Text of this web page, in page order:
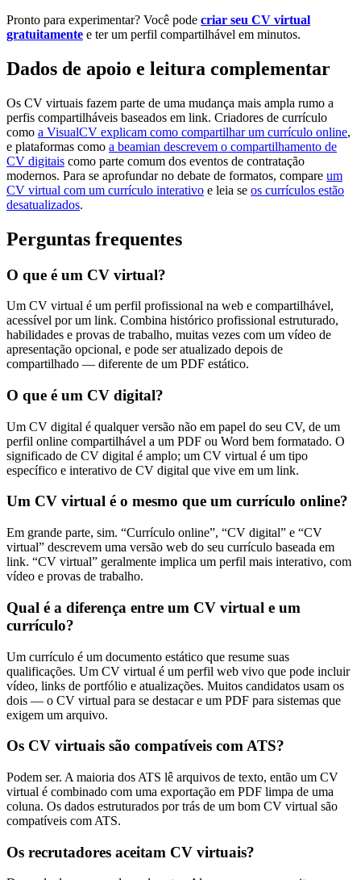
Pronto para experimentar? Você pode criar seu CV virtual
gratuitamente e ter um perfil compartilhável em minutos.
Dados de apoio e leitura complementar
Os CV virtuais fazem parte de uma mudança mais ampla rumo a
perfis compartilháveis baseados em link. Criadores de currículo
como a VisualCV explicam como compartilhar um currículo online,
e plataformas como a beamian descrevem o compartilhamento de
CV digitais como parte comum dos eventos de contratação
modernos. Para se aprofundar no debate de formatos, compare um
CV virtual com um currículo interativo e leia se os currículos estão
desatualizados.
Perguntas frequentes
O que é um CV virtual?
Um CV virtual é um perfil profissional na web e compartilhável,
acessível por um link. Combina histórico profissional estruturado,
habilidades e provas de trabalho, muitas vezes com um vídeo de
apresentação opcional, e pode ser atualizado depois de
compartilhado — diferente de um PDF estático.
O que é um CV digital?
Um CV digital é qualquer versão não em papel do seu CV, de um
perfil online compartilhável a um PDF ou Word bem formatado. O
significado de CV digital é amplo; um CV virtual é um tipo
específico e interativo de CV digital que vive em um link.
Um CV virtual é o mesmo que um currículo online?
Em grande parte, sim. “Currículo online”, “CV digital” e “CV
virtual” descrevem uma versão web do seu currículo baseada em
link. “CV virtual” geralmente implica um perfil mais interativo, com
vídeo e provas de trabalho.
Qual é a diferença entre um CV virtual e um
currículo?
Um currículo é um documento estático que resume suas
qualificações. Um CV virtual é um perfil web vivo que pode incluir
vídeo, links de portfólio e atualizações. Muitos candidatos usam os
dois — o CV virtual para se destacar e um PDF para sistemas que
exigem um arquivo.
Os CV virtuais são compatíveis com ATS?
Podem ser. A maioria dos ATS lê arquivos de texto, então um CV
virtual é combinado com uma exportação em PDF limpa de uma
coluna. Os dados estruturados por trás de um bom CV virtual são
compatíveis com ATS.
Os recrutadores aceitam CV virtuais?